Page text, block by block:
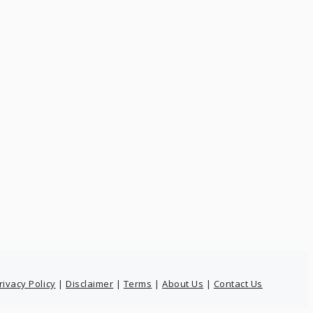
Policy |Disclaimer | Terms |About Us | Contact Us